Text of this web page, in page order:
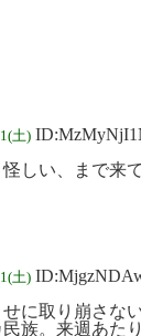
土)
しい、まで来
土)
に取り崩さな
族。来週あた